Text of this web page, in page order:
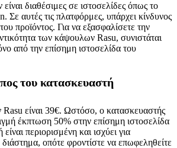
διαθέσιμες σε ιστοσελίδες όπως το
Σε αυτές τις πλατφόρμες, υπάρχει κίνδυνος
προϊόντος. Για να εξασφαλίσετε την
των κάψουλων Rasu, συνιστάται
από την επίσημη ιστοσελίδα του
του κατασκευαστή
είναι 39€. Ωστόσο, ο κατασκευαστής
έκπτωση 50% στην επίσημη ιστοσελίδα
περιορισμένη και ισχύει για
οπότε φροντίστε να επωφεληθείτε